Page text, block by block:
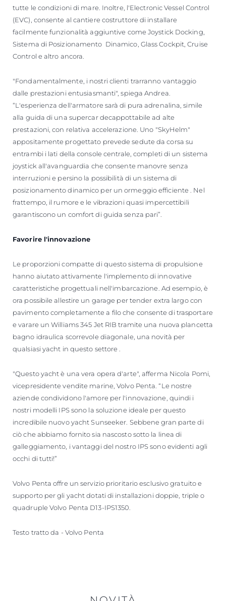
tutte le condizioni di mare. Inoltre, l'Electronic Vessel Control
(EVC), consente al cantiere costruttore di installare
facilmente funzionalità aggiuntive come Joystick Docking,
Sistema di Posizionamento Dinamico, Glass Cockpit, Cruise
Control e altro ancora.
"Fondamentalmente, i nostri clienti trarranno vantaggio
dalle prestazioni entusiasmanti", spiega Andrea.
“L'esperienza dell'armatore sarà di pura adrenalina, simile
alla guida di una supercar decappottabile ad alte
prestazioni, con relativa accelerazione. Uno "SkyHelm"
appositamente progettato prevede sedute da corsa su
entrambi i lati della console centrale, completi di un sistema
joystick all'avanguardia che consente manovre senza
interruzioni e persino la possibilità di un sistema di
posizionamento dinamico per un ormeggio efficiente . Nel
frattempo, il rumore e le vibrazioni quasi impercettibili
garantiscono un comfort di guida senza pari”.
Favorire l'innovazione
Le proporzioni compatte di questo sistema di propulsione
hanno aiutato attivamente l'implemento di innovative
caratteristiche progettuali nell'imbarcazione. Ad esempio, è
ora possibile allestire un garage per tender extra largo con
pavimento completamente a filo che consente di trasportare
e varare un Williams 345 Jet RIB tramite una nuova plancetta
bagno idraulica scorrevole diagonale, una novità per
qualsiasi yacht in questo settore .
"Questo yacht è una vera opera d'arte", afferma Nicola Pomi,
vicepresidente vendite marine, Volvo Penta. “Le nostre
aziende condividono l'amore per l'innovazione, quindi i
nostri modelli IPS sono la soluzione ideale per questo
incredibile nuovo yacht Sunseeker. Sebbene gran parte di
ciò che abbiamo fornito sia nascosto sotto la linea di
galleggiamento, i vantaggi del nostro IPS sono evidenti agli
occhi di tutti!”
Volvo Penta offre un servizio prioritario esclusivo gratuito e
supporto per gli yacht dotati di installazioni doppie, triple o
quadruple Volvo Penta D13-IPS1350.
Testo tratto da - Volvo Penta